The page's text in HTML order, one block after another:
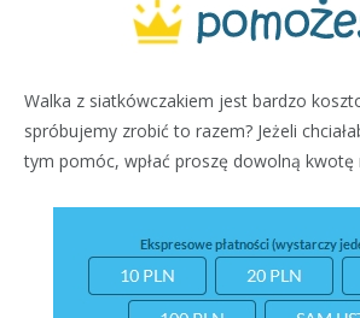
Walka z siatkówczakiem jest bardzo
spróbujemy zrobić to razem? Jeżeli
tym pomóc, wpłać proszę dowolną kwotę